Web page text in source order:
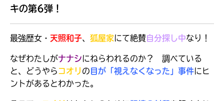
キの第6弾！
最強歴女・ 天照和子、 狐屋家にて絶賛自分探し中なり！
なぜわたしがナナシにねらわれるのか？ 調べている
と、どうやら コオリ の目が「視えなくなった」事件にヒ
ントがあるとわかった。